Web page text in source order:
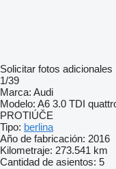
Solicitar fotos adicionales
1/39
Marca: Audi
Modelo: A6 3.0 TDI
PROTIÚČE
Tipo: berlina
Año de fabricación: 2016
Kilometraje: 273.541 km
Cantidad de asientos: 5